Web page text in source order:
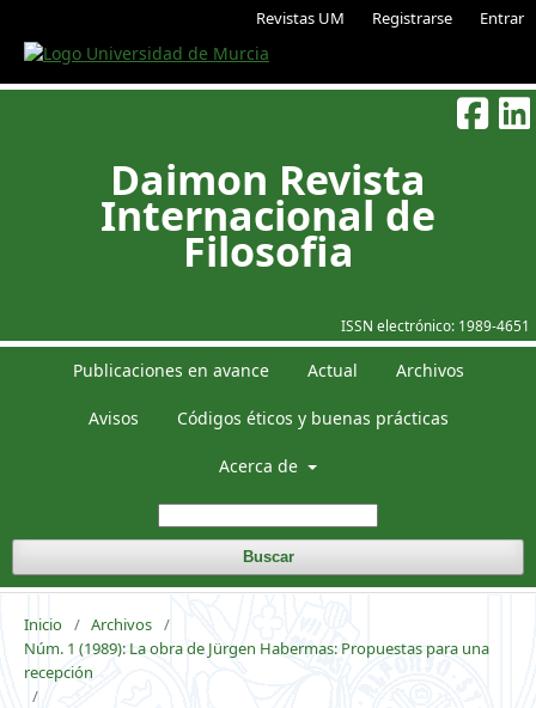
Revistas UM Registrarse Entrar
ISSN electrónico: 1989-4651
Daimon Revista
Internacional de
Filosofia
Publicaciones en avance Actual Archivos
Avisos Códigos éticos y buenas prácticas
Acerca de
Buscar
Inicio / Archivos /
Núm. 1 (1989): La obra de Jürgen Habermas: Propuestas para una
recepción
/